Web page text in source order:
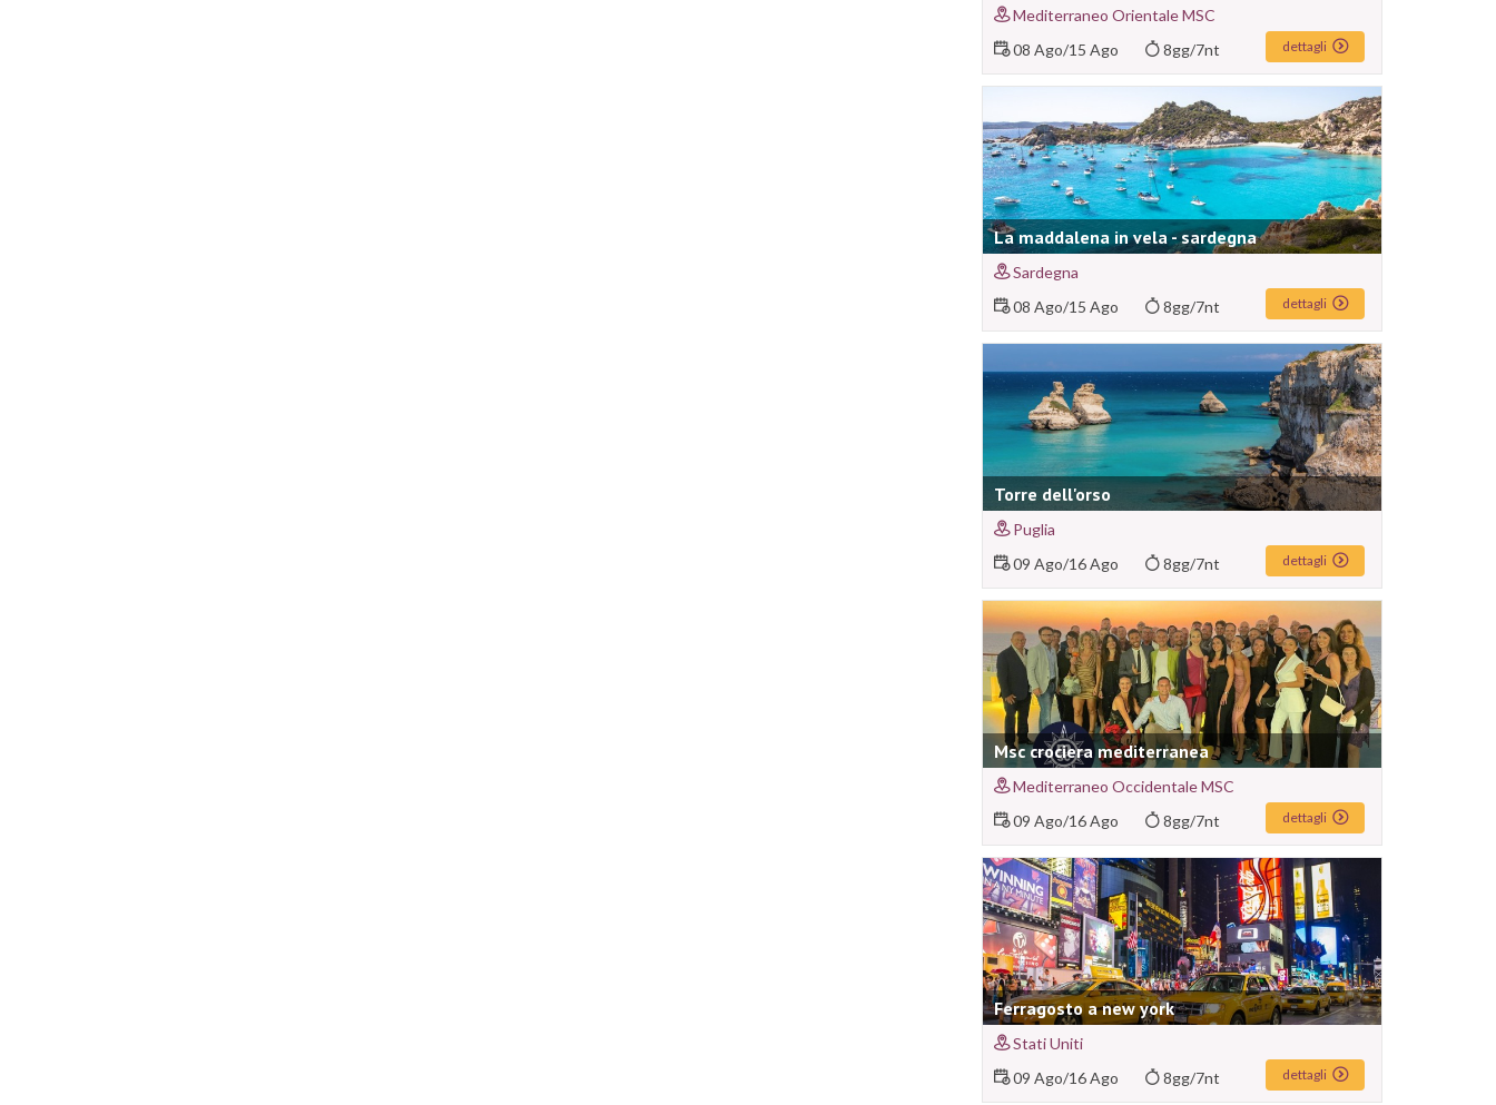
Mediterraneo Orientale MSC
08 Ago/15 Ago 8gg/7nt dettagli
La maddalena in vela - sardegna
Sardegna
08 Ago/15 Ago 8gg/7nt dettagli
Torre dell'orso
Puglia
09 Ago/16 Ago 8gg/7nt dettagli
Msc crociera mediterranea
Mediterraneo Occidentale MSC
09 Ago/16 Ago 8gg/7nt dettagli
Ferragosto a new york
Stati Uniti
09 Ago/16 Ago 8gg/7nt dettagli